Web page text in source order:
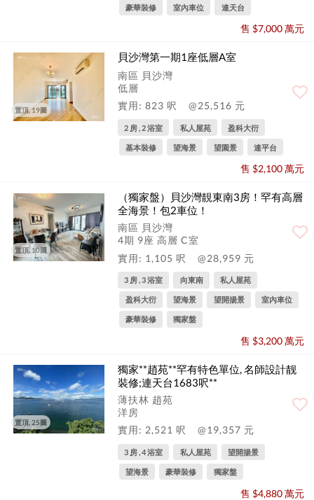
豪華裝修 室內車位 連天台
售 $7,000 萬元
置頂, 19圖
貝沙灣第一期1座低層A室
南區 貝沙灣
低層
實用: 823 呎
@25,516 元
2 房 , 2 浴室 私人屋苑 盈科大衍
基本裝修 望海景 望園景 連平台
售 $2,100 萬元
置頂, 10圖
（獨家盤）貝沙灣靚東南3房！罕有高層
全海景！包2車位！
南區 貝沙灣
4期 9座 高層 C室
實用: 1,105 呎
@28,959 元
3 房 , 3 浴室 向東南 私人屋苑
盈科大衍 望海景 望開揚景 室內車位
豪華裝修 獨家盤
售 $3,200 萬元
置頂, 25圖
獨家**趙苑**罕有特色單位, 名師設計靓
裝修;連天台1683呎**
薄扶林 趙苑
洋房
實用: 2,521 呎
@19,357 元
3 房 , 4 浴室 私人屋苑 望開揚景
望海景 豪華裝修 獨家盤
售 $4,880 萬元